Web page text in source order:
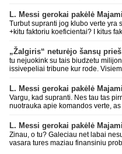
Turbut supranti jog klubo verte yra
+kitu faktoriu koeficientai? I kitus
puikiausiai sugeneravo rekordini
milzinisko klubo vertes suoli
on-point, jeigu jau musu mylimas
CR atveju - numusima.
„Žalgiris“ neturėjo šansų
tu nejuokink su tais biudzetu
issivepeliai tribune kur rode.
ziniasklaidos, kuri isanalizuoti po
kasperunas nesusigaudys. Aciu,
besivaipanciu itamet Konfu lygoje
neatsibos sitas projektas
Vargu, kad supranti. Nes tau tas
nuotrauka apie komandos verte,
pasaulyje pagal tai, bet uzima
pasaulyje. Tokios ten ir finansines
rankos mostu galetu viska
priziurimus klubus galetu
Zinau, o tu? Galeciau net labai
vasara tures maziau finansiniu